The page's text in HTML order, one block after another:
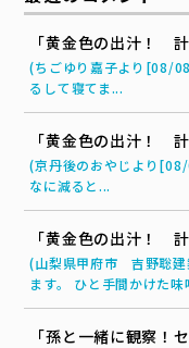
「黄金色の出汁！
(ちごゆり嘉子より[08/
るして寝てま...
「黄金色の出汁！
(京丹後のおやじより
なに減ると...
「黄金色の出汁！
(山梨県甲府市 吉野聡
ます。 ひと手間かけた味
「孫と一緒に観察！